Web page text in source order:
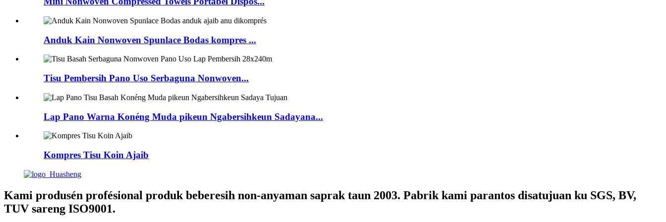
Anduk Kain Nonwoven Spunlace Bodas kompres ...
Tisu Pembersih Pano Uso Serbaguna Nonwoven...
Lap Pano Warna Konéng Muda pikeun Ngabersihkeun Sadayana...
Kompres Tisu Koin Ajaib
Kami produsén profésional produk beberesih non-anyaman saprak taun 2003. Pabrik kami parantos disatujuan ku SGS, BV,
TUV sareng ISO9001.